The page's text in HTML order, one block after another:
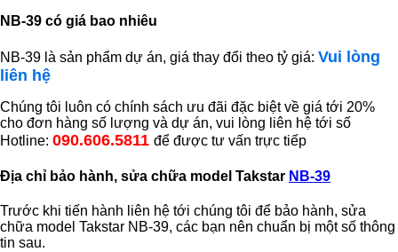
NB-39 có giá bao nhiêu
NB-39 là sản phẩm dự án, giá thay đổi theo tỷ giá: Vui lòng
liên hệ
Chúng tôi luôn có chính sách ưu đãi đặc biệt về giá tới 20%
cho đơn hàng số lượng và dự án, vui lòng liên hệ tới số
Hotline: 090.606.5811 để được tư vấn trực tiếp
Địa chỉ bảo hành, sửa chữa model Takstar NB-39
Trước khi tiến hành liên hệ tới chúng tôi để bảo hành, sửa
chữa model Takstar NB-39, các bạn nên chuẩn bị một số thông
tin sau.